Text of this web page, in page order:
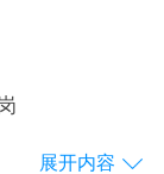
看，任挑选
展开内容